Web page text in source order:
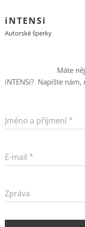
iNTENSi
Autorské šperky
Máte nějaké
iNTENSi? Napište
Jméno a příjmení
E-mail
Zpráva